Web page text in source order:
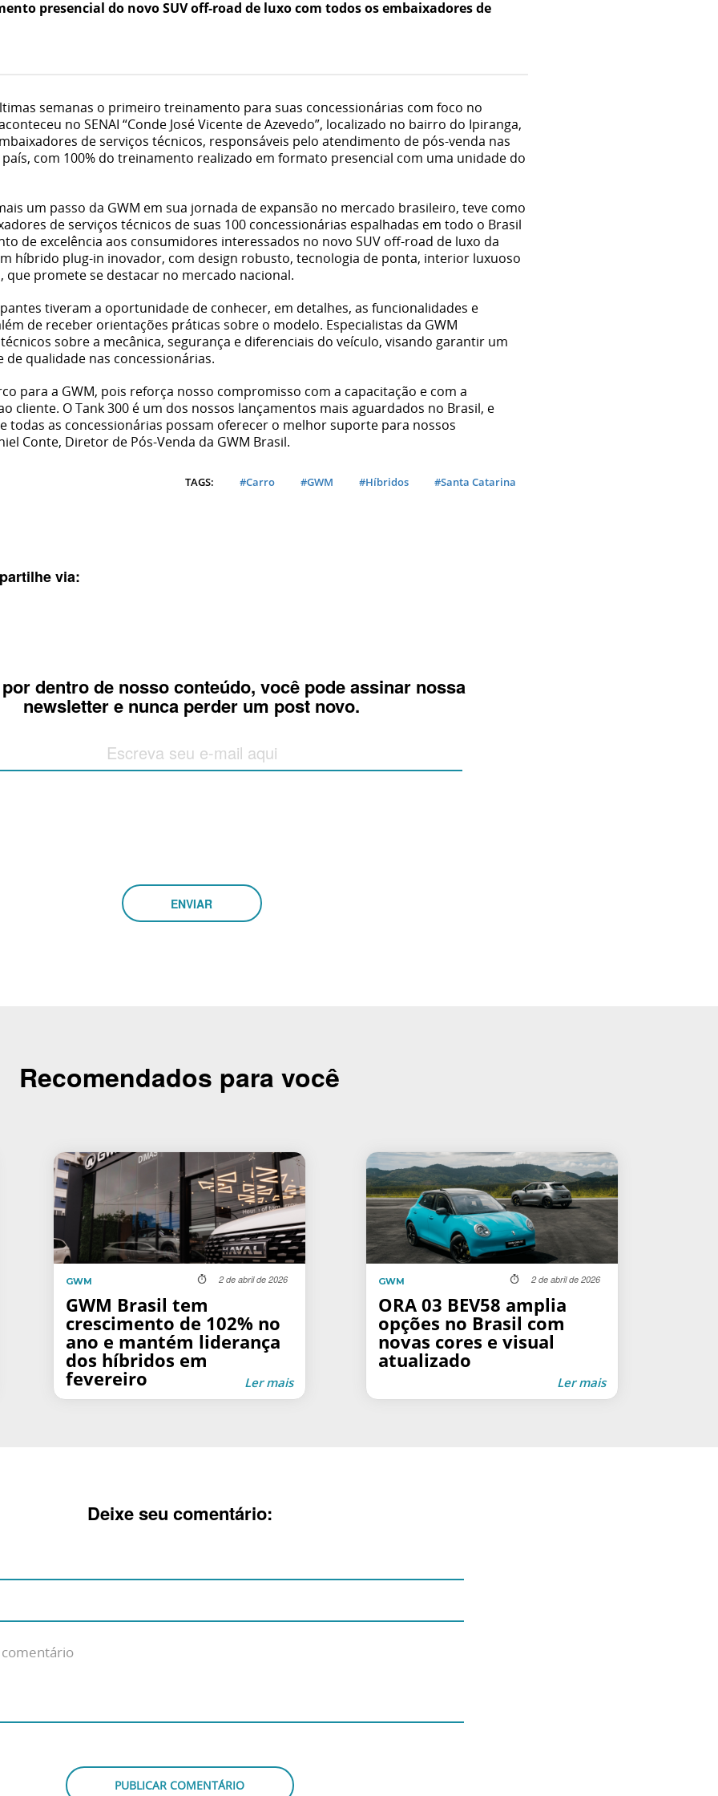
Frota
WeCharge
Omoda | Jaecoo
Autorizo o Grupo Dimas a armazenar meus dados pessoais para enviar
e informações sobre a empresa nos canais: Telefone, Email e SMS.
presencial do novo SUV off-road de luxo com todos os embaixadores de
semanas o primeiro treinamento para suas concessionárias com foco no
no SENAI “Conde José Vicente de Azevedo”, localizado no bairro do Ipiranga,
de serviços técnicos, responsáveis pelo atendimento de pós-venda nas
com 100% do treinamento realizado em formato presencial com uma unidade do
um passo da GWM em sua jornada de expansão no mercado brasileiro, teve como
de serviços técnicos de suas 100 concessionárias espalhadas em todo o Brasil
de excelência aos consumidores interessados no novo SUV off-road de luxo da
híbrido plug-in inovador, com design robusto, tecnologia de ponta, interior luxuoso
promete se destacar no mercado nacional.
tiveram a oportunidade de conhecer, em detalhes, as funcionalidades e
de receber orientações práticas sobre o modelo. Especialistas da GWM
sobre a mecânica, segurança e diferenciais do veículo, visando garantir um
qualidade nas concessionárias.
para a GWM, pois reforça nosso compromisso com a capacitação e com a
cliente. O Tank 300 é um dos nossos lançamentos mais aguardados no Brasil, e
todas as concessionárias possam oferecer o melhor suporte para nossos
Conte, Diretor de Pós-Venda da GWM Brasil.
TAGS: #Carro #GWM #Híbridos #Santa Catarina
via:
dentro de nosso conteúdo, você pode assinar nossa
newsletter e nunca perder um post novo.
Recomendados para você
GWM 2 de abril de 2026
GWM Brasil tem
crescimento de 102% no
ano e mantém liderança
dos híbridos em
fevereiro Ler mais
GWM 2 de abril de 2026
ORA 03 BEV58 amplia
opções no Brasil com
novas cores e visual
atualizado
Ler mais
Deixe seu comentário: